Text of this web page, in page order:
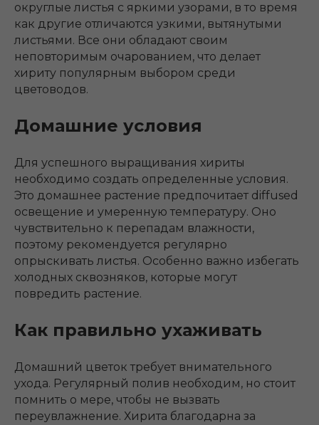
округлые листья с яркими узорами, в то время
как другие отличаются узкими, вытянутыми
листьями. Все они обладают своим
неповторимым очарованием, что делает
хириту популярным выбором среди
цветоводов.
Домашние условия
Для успешного выращивания хириты
необходимо создать определенные условия.
Это домашнее растение предпочитает diffused
освещение и умеренную температуру. Оно
чувствительно к перепадам влажности,
поэтому рекомендуется регулярно
опрыскивать листья. Особенно важно избегать
холодных сквозняков, которые могут
повредить растение.
Как правильно ухаживать
Домашний цветок требует внимательного
ухода. Регулярный полив необходим, но стоит
помнить о мере, чтобы не вызвать
переувлажнение. Хирита благодарна за